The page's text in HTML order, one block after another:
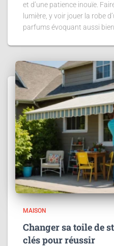
et d’une patience inouïe.
lumière, y voir jouer la robe
parfums évoquant aussi bien
MAISON
Changer sa toile de
clés pour réussir